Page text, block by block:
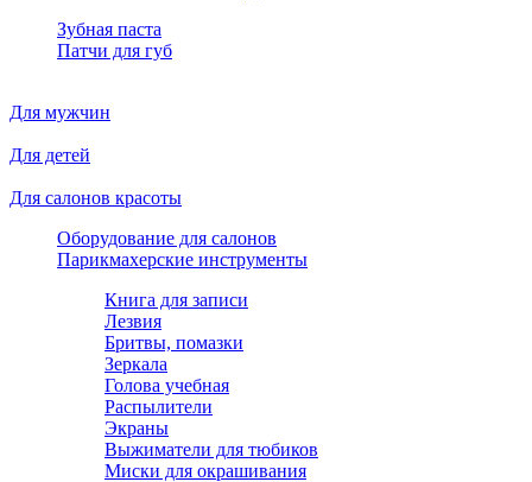
Зубная паста
Патчи для губ
Для мужчин
Для детей
Для салонов красоты
Оборудование для салонов
Парикмахерские инструменты
Книга для записи
Лезвия
Бритвы, помазки
Зеркала
Голова учебная
Распылители
Экраны
Выжиматели для тюбиков
Миски для окрашивания